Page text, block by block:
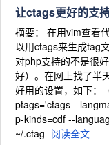
让ctags更好的支
摘要： 在用vim查看
以用ctags来生成tag
对php支持的不是很
好）。在网上找了半
好用的设置，如下：
ptags='ctags --
p-kinds=cdf --
~/.ctag 阅读全文